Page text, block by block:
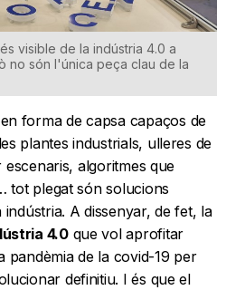
visible de la indústria 4.0 a
no són l'única peça clau de la
forma de capsa capaços de
plantes industrials, ulleres de
algoritmes que
tot plegat són solucions
A dissenyar, de fet, la
4.0que vol aprofitar
pandèmia de la covid-19 per
definitiu. I és que el